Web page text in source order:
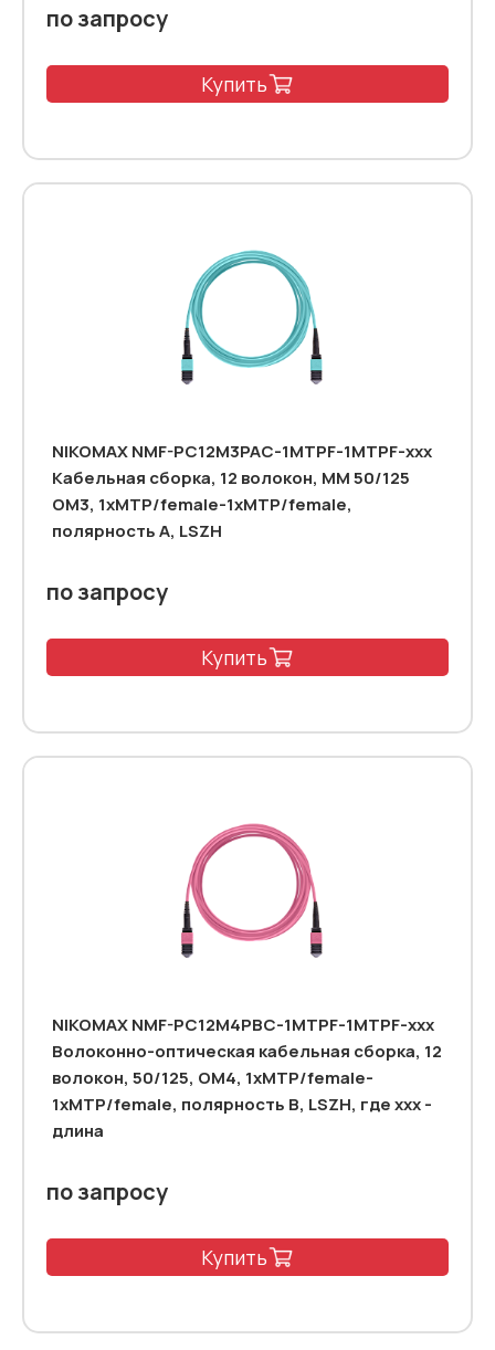
по запросу
Купить
NIKOMAX NMF-PC12M3PAC-1MTPF-1MTPF-xxx
Кабельная сборка, 12 волокон, MM 50/125
OM3, 1xMTP/female-1xMTP/female,
полярность А, LSZH
по запросу
Купить
NIKOMAX NMF-PC12M4PBC-1MTPF-1MTPF-xxx
Волоконно-оптическая кабельная сборка, 12
волокон, 50/125, OM4, 1xMTP/female-
1xMTP/female, полярность B, LSZH, где ххх -
длина
по запросу
Купить